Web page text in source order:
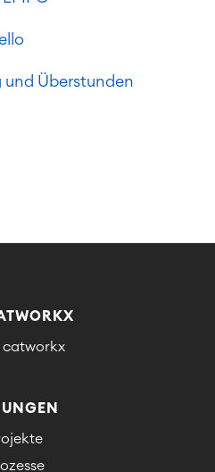
Backup & Restore
und Überstunden
catworkx